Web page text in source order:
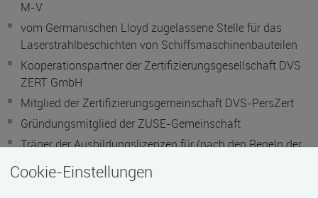
M-V
vom Germanischen Lloyd zugelassene Stelle für das
Laserstrahlbeschichten von Schiffsmaschinenbauteilen
Kooperationspartner der Zertifizierungsgesellschaft DVS
ZERT GmbH
Mitglied der Zertifizierungsgemeinschaft DVS-PersZert
Gründungsmitglied der ZUSE-Gemeinschaft
Träger der Ausbildungslizenzen für (nach den Regeln der
Institute of Welding)
Cookie-Einstellungen